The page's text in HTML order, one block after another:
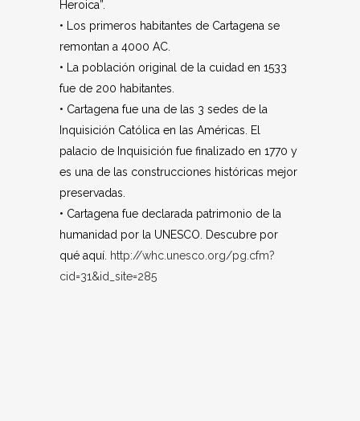
Heroica”.
• Los primeros habitantes de Cartagena se
remontan a 4000 AC.
• La población original de la cuidad en 1533
fue de 200 habitantes.
• Cartagena fue una de las 3 sedes de la
Inquisición Católica en las Américas. El
palacio de Inquisición fue finalizado en 1770 y
es una de las construcciones históricas mejor
preservadas.
• Cartagena fue declarada patrimonio de la
humanidad por la UNESCO. Descubre por
qué aquí. http://whc.unesco.org/pg.cfm?
cid=31&id_site=285